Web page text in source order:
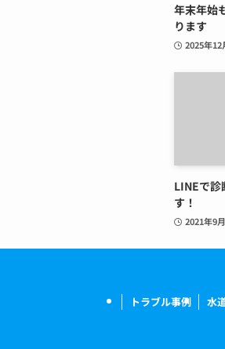
年末年始
ります
2025年12
LINEで診
す！
2021年9
トラブル事例 水